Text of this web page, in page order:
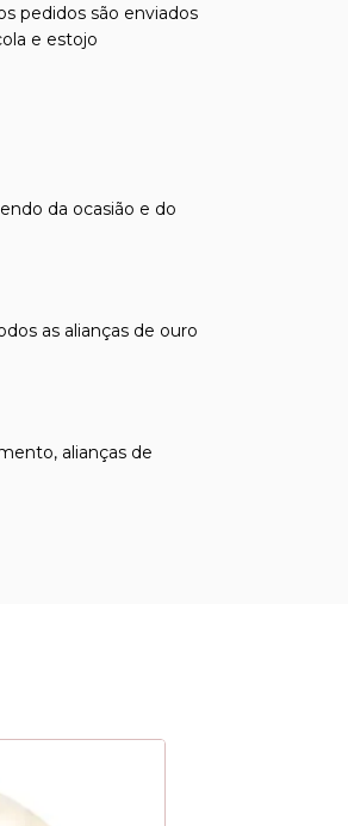
pedidos são enviados
e estojo
da ocasião e do
as alianças de ouro
, alianças de